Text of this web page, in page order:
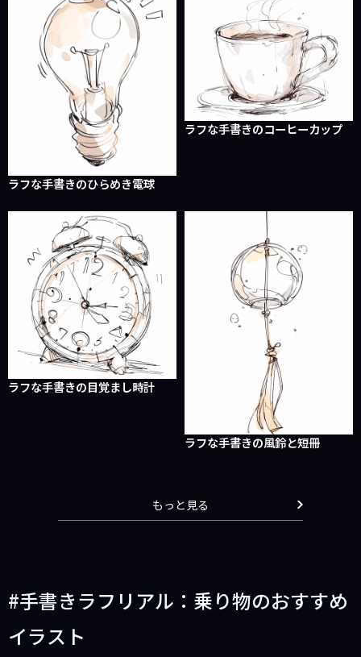
ラフな手書きのひらめき電球
ラフな手書きのコーヒーカップ
ラフな手書きの目覚まし時計
ラフな手書きの風鈴と短冊
もっと見る
手書きラフリアル：乗り物のおすすめ
イラスト